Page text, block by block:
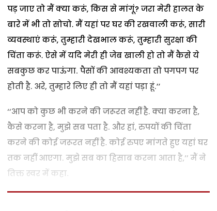
पड़ जाए तो मैं क्या करूं, किस से मांगूं? जरा मेरी हालत के
बारे में भी तो सोचो. मैं यहां पर घर की रखवाली करूं, सारी
व्यवस्थाएं करूं, तुम्हारी देखभाल करूं, तुम्हारी सुरक्षा की
चिंता करूं. ऐसे में यदि मेरी ही जेब खाली हो तो मैं कैसे ये
सबकुछ कर पाऊंगा. पैसों की आवश्यकता तो पगपग पर
होती है. अरे, तुम्हारे लिए ही तो मैं यहां पड़ा हूं.’’
‘‘आप को कुछ भी करने की जरूरत नहीं है. क्या करना है,
कैसे करना है, मुझे सब पता है. और हां, रुपयों की चिंता
करने की कोई जरूरत नहीं है. कोई रुपए मांगते हुए यहां घर
तक नहीं आएगा. मुझे सब का हिसाब करना आता है,’’ मैं ने
तिक्त स्वर में कहा.